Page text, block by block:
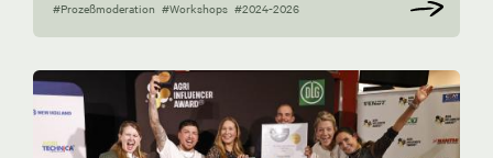
#Prozeßmoderation #Workshops #2024-2026